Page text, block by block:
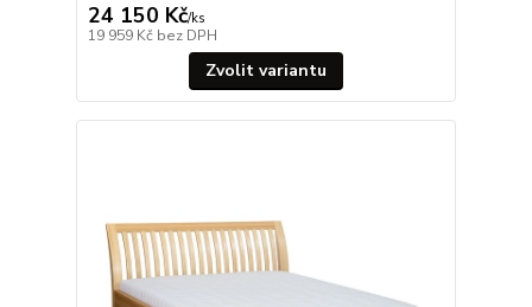
24 150 Kč/ks
19 959 Kč bez DPH
Zvolit variantu